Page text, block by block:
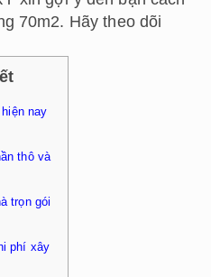
70m2. Hãy theo dõi
nay
thô và
trọn gói
phí xây